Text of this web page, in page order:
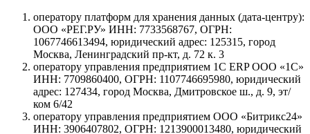
оператору платформ для хранения данных (дата-центру):
ООО «РЕГ.РУ» ИНН: 7733568767, ОГРН:
1067746613494, юридический адрес: 125315, город
Москва, Ленинградский пр-кт, д. 72 к. 3
оператору управления предприятием 1С ERP ООО «1С»
ИНН: 7709860400, ОГРН: 1107746695980, юридический
адрес: 127434, город Москва, Дмитровское ш., д. 9, эт/
ком 6/42
оператору управления предприятием ООО «Битрикс24»
ИНН: 3906407802, ОГРН: 1213900013480, юридический